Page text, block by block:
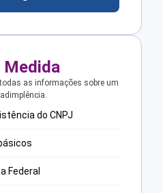
Medida
as informações sobre um
do CNPJ
Federal